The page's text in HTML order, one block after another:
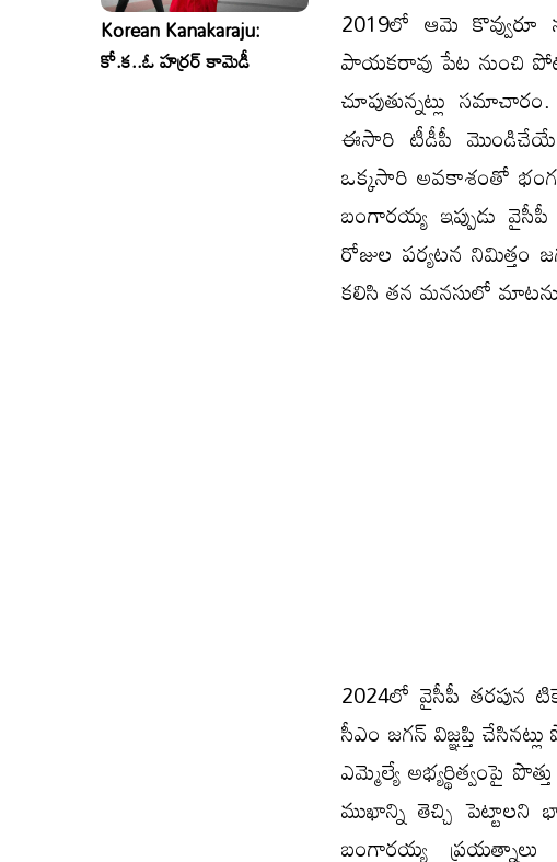
Korean Kanakaraju:
కో.క..ఓ హర్రర్ కామెడీ
2019లో ఆమె
పాయకరావు పేట నుంచి
చూపుతున్నట్లు
ఈసారి టీడీపీ మొండిచేయే
ఒక్కసారి అవకాశంతో
బంగారయ్య ఇప్పుడు
రోజుల పర్యటన నిమిత్తం
కలిసి తన మనసులో మాటను
2024లో వైసీపీ తరపున
సీఎం జగన్ విజ్ఞప్తి
ఎమ్మెల్యే అభ్యర్థిత్వంపై
ముఖాన్ని తెచ్చి
బంగారయ్య